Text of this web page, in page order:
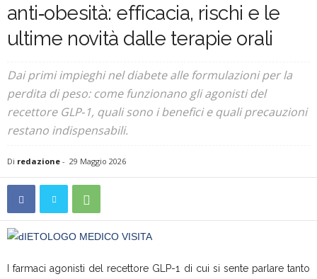
anti‑obesità: efficacia, rischi e le
ultime novità dalle terapie orali
Dai primi impieghi nel diabete alle formulazioni per la
perdita di peso: come funzionano gli agonisti del
recettore GLP‑1, quali sono i benefici e quali precauzioni
restano indispensabili.
Di redazione - 29 Maggio 2026
I farmaci agonisti del recettore GLP-1 di cui si sente parlare tanto